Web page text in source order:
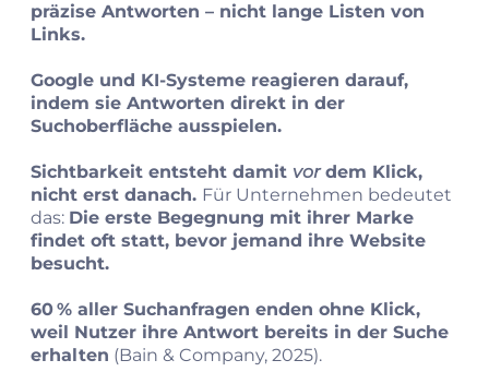
präzise Antworten – nicht lange Listen von
Links.
Google und KI‑Systeme reagieren darauf,
indem sie Antworten direkt in der
Suchoberfläche ausspielen.
Sichtbarkeit entsteht damit vordem Klick,
nicht erst danach. Für Unternehmen bedeutet
das: Die erste Begegnung mit ihrer Marke
findet oft statt, bevor jemand ihre Website
besucht.
60 % aller Suchanfragen enden ohne Klick,
weil Nutzer ihre Antwort bereits in der Suche
erhalten (Bain & Company, 2025).